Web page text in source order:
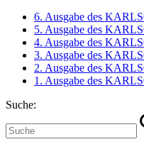
6. Ausgabe des
5. Ausgabe des
4. Ausgabe des
3. Ausgabe des
2. Ausgabe des
1. Ausgabe des
Suche: